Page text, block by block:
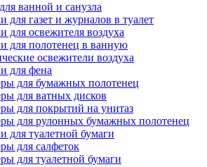
ванной и санузла
для газет и журналов в туалет
для освежителя воздуха
для полотенец в ванную
освежители воздуха
для фена
для бумажных полотенец
для ватных дисков
для покрытий на унитаз
для рулонных бумажных полотенец
для туалетной бумаги
для салфеток
для туалетной бумаги